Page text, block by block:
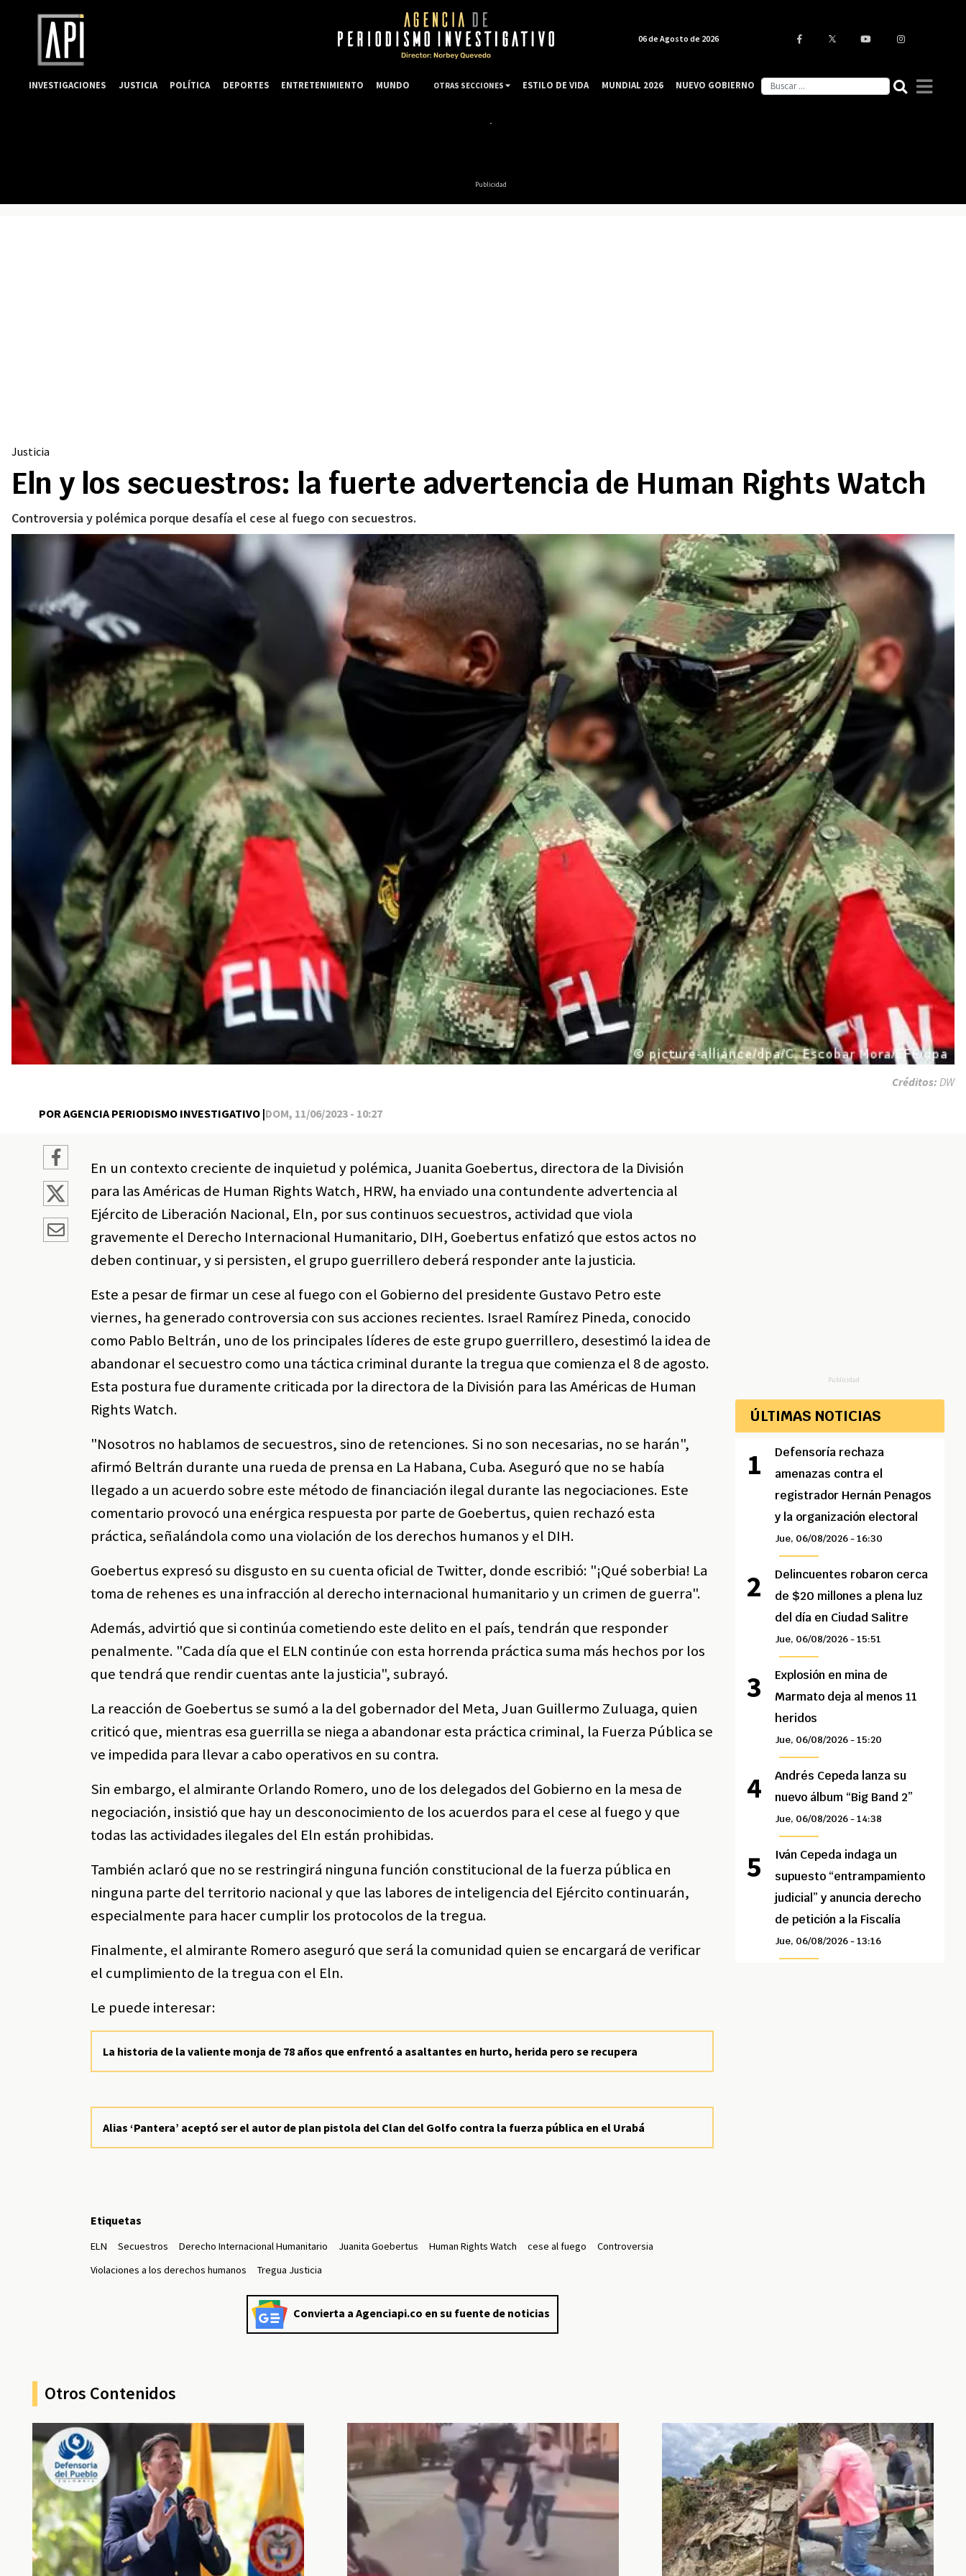
Publicidad
Justicia
Eln y los secuestros: la fuerte advertencia de Human Rights Watch
Controversia y polémica porque desafía el cese al fuego con secuestros.
POR AGENCIA PERIODISMO INVESTIGATIVO |DOM, 11/06/2023 - 10:27
Créditos: DW
En un contexto creciente de inquietud y polémica, Juanita Goebertus, directora de la División
para las Américas de Human Rights Watch, HRW, ha enviado una contundente advertencia al
Ejército de Liberación Nacional, Eln, por sus continuos secuestros, actividad que viola
gravemente el Derecho Internacional Humanitario, DIH, Goebertus enfatizó que estos actos no
deben continuar, y si persisten, el grupo guerrillero deberá responder ante la justicia.
Este a pesar de firmar un cese al fuego con el Gobierno del presidente Gustavo Petro este
viernes, ha generado controversia con sus acciones recientes. Israel Ramírez Pineda, conocido
como Pablo Beltrán, uno de los principales líderes de este grupo guerrillero, desestimó la idea de
abandonar el secuestro como una táctica criminal durante la tregua que comienza el 8 de agosto.
Esta postura fue duramente criticada por la directora de la División para las Américas de Human
Rights Watch.
"Nosotros no hablamos de secuestros, sino de retenciones. Si no son necesarias, no se harán",
afirmó Beltrán durante una rueda de prensa en La Habana, Cuba. Aseguró que no se había
llegado a un acuerdo sobre este método de financiación ilegal durante las negociaciones. Este
comentario provocó una enérgica respuesta por parte de Goebertus, quien rechazó esta
práctica, señalándola como una violación de los derechos humanos y el DIH.
Goebertus expresó su disgusto en su cuenta oficial de Twitter, donde escribió: "¡Qué soberbia! La
toma de rehenes es una infracción al derecho internacional humanitario y un crimen de guerra".
Además, advirtió que si continúa cometiendo este delito en el país, tendrán que responder
penalmente. "Cada día que el ELN continúe con esta horrenda práctica suma más hechos por los
que tendrá que rendir cuentas ante la justicia", subrayó.
La reacción de Goebertus se sumó a la del gobernador del Meta, Juan Guillermo Zuluaga, quien
criticó que, mientras esa guerrilla se niega a abandonar esta práctica criminal, la Fuerza Pública se
ve impedida para llevar a cabo operativos en su contra.
Sin embargo, el almirante Orlando Romero, uno de los delegados del Gobierno en la mesa de
negociación, insistió que hay un desconocimiento de los acuerdos para el cese al fuego y que
todas las actividades ilegales del Eln están prohibidas.
También aclaró que no se restringirá ninguna función constitucional de la fuerza pública en
ninguna parte del territorio nacional y que las labores de inteligencia del Ejército continuarán,
especialmente para hacer cumplir los protocolos de la tregua.
Finalmente, el almirante Romero aseguró que será la comunidad quien se encargará de verificar
el cumplimiento de la tregua con el Eln.
Le puede interesar:
La historia de la valiente monja de 78 años que enfrentó a asaltantes en hurto, herida pero se recupera
Alias ‘Pantera’ aceptó ser el autor de plan pistola del Clan del Golfo contra la fuerza pública en el Urabá
Etiquetas
ELN Secuestros Derecho Internacional Humanitario Juanita Goebertus Human Rights Watch cese al fuego
Controversia
Violaciones a los derechos humanos
Tregua Justicia
Convierta a Agenciapi.co en su fuente de noticias
Publicidad
ÚLTIMAS NOTICIAS
Defensoría rechaza
amenazas contra el
registrador Hernán Penagos
y la organización electoral
Jue, 06/08/2026 - 16:30
Delincuentes robaron cerca
de $20 millones a plena luz
del día en Ciudad Salitre
Jue, 06/08/2026 - 15:51
Explosión en mina de
Marmato deja al menos 11
heridos
Jue, 06/08/2026 - 15:20
Andrés Cepeda lanza su
nuevo álbum “Big Band 2”
Jue, 06/08/2026 - 14:38
Iván Cepeda indaga un
supuesto “entrampamiento
judicial” y anuncia derecho
de petición a la Fiscalía
Jue, 06/08/2026 - 13:16
Otros Contenidos
06 de Agosto de 2026
INVESTIGACIONES JUSTICIA POLÍTICA DEPORTES ENTRETENIMIENTO MUNDO OTRAS SECCIONES ESTILO DE VIDA MUNDIAL 2026 NUEVO GOBIERNO